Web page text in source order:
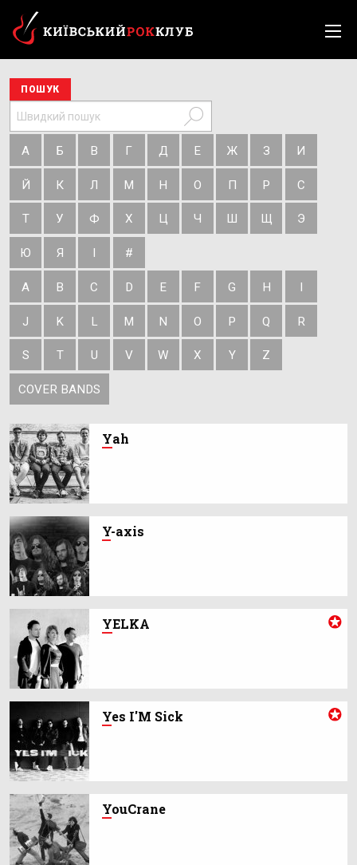
ПОШУК
А Б В Г Д Е Ж З И
Й К Л М Н О П Р С
Т У Ф Х Ц Ч Ш Щ Э
Ю Я І #
A B C D E F G H I
J K L M N O P Q R
S T U V W X Y Z
COVER BANDS
Yah
Y-axis
YELKA
Yes I'M Sick
YouCrane